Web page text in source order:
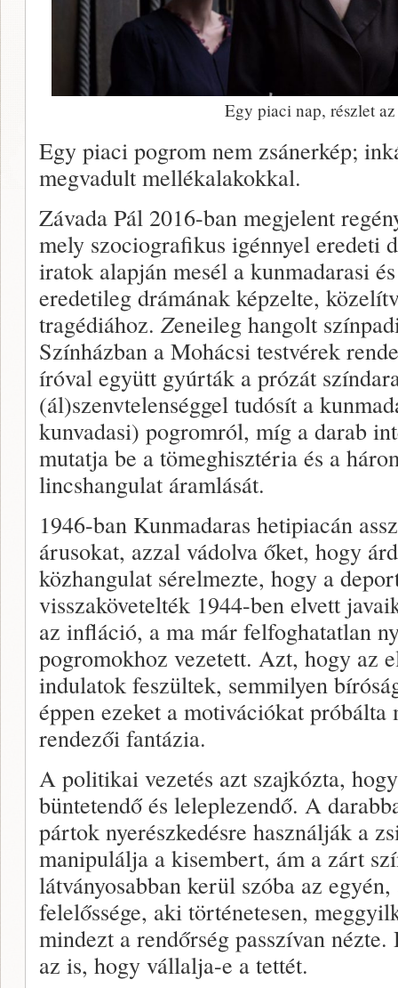
Egy piaci nap, részlet
Egy piaci pogrom nem zsánerkép;
megvadult mellékalakokkal.
Závada Pál 2016-ban megjelent
mely szociografikus igénnyel eredeti
iratok alapján mesél a kunmadarasi
eredetileg drámának képzelte,
tragédiához. Zeneileg hangolt
Színházban a Mohácsi testvérek
íróval együtt gyúrták a prózát
(ál)szenvtelenséggel tudósít a
kunvadasi) pogromról, míg a darab
mutatja be a tömeghisztéria és a
lincshangulat áramlását.
1946-ban Kunmadaras hetipiacán
árusokat, azzal vádolva őket, hogy
közhangulat sérelmezte, hogy a
visszakövetelték 1944-ben elvett
az infláció, a ma már felfoghatatlan
pogromokhoz vezetett. Azt, hogy az
indulatok feszültek, semmilyen
éppen ezeket a motivációkat
rendezői fantázia.
A politikai vezetés azt szajkózta,
büntetendő és leleplezendő. A
pártok nyerészkedésre használják a
manipulálja a kisembert, ám a zárt
látványosabban kerül szóba az
felelőssége, aki történetesen,
mindezt a rendőrség passzívan
az is, hogy vállalja-e a tettét.